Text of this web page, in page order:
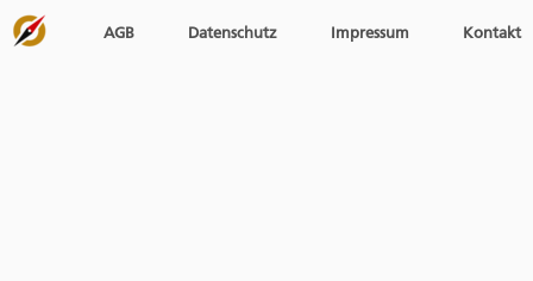
AGB Datenschutz Impressum Kontakt